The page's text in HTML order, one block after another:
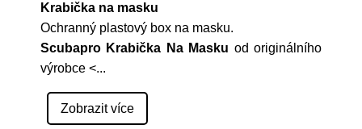
Krabička na masku
Ochranný plastový box na masku.
Scubapro Krabička Na Masku od originálního
výrobce <...
Zobrazit více